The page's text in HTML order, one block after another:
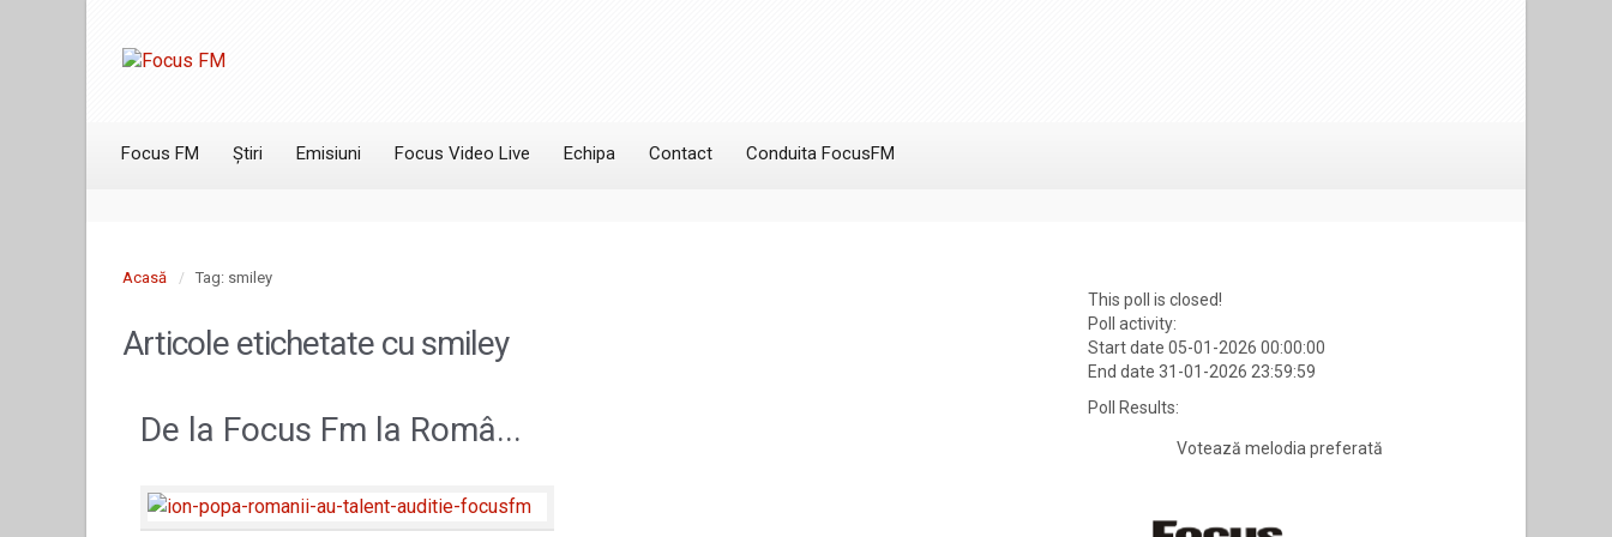
Focus FM Știri Emisiuni Focus Video Live Echipa Contact Conduita FocusFM
Acasă Tag: smiley
Articole etichetate cu smiley
De la Focus Fm la Româ...
This poll is closed!
Poll activity:
Start date 05-01-2026 00:00:00
End date 31-01-2026 23:59:59
Poll Results:
Votează melodia preferată